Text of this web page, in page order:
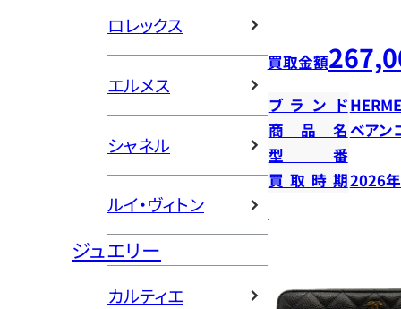
ロレックス
エルメス
シャネル
ルイ・ヴィトン
ジュエリー
カルティエ
買取金額
ブランド
商品名ベアン
型番
買取時期2026